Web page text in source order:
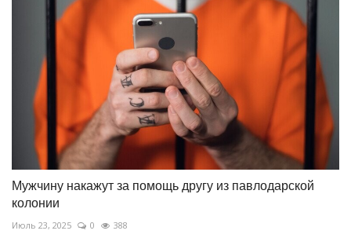
Мужчину накажут за помощь другу из павлодарской
колонии
Июль 23, 2025 0 388